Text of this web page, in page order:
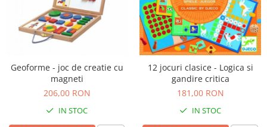
Geoforme - joc de creatie cu
magneti
206,00 RON
IN STOC
12 jocuri clasice - Logica si
gandire critica
181,00 RON
IN STOC